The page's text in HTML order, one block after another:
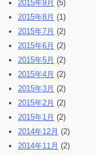
2015年9月 (5)
2015年8月 (1)
2015年7月 (2)
2015年6月 (2)
2015年5月 (2)
2015年4月 (2)
2015年3月 (2)
2015年2月 (2)
2015年1月 (2)
2014年12月 (2)
2014年11月 (2)